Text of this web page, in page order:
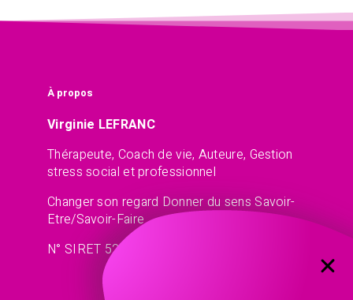
À propos
Virginie LEFRANC
Thérapeute, Coach de vie, Auteure, Gestion
stress social et professionnel
Changer son regard Donner du sens Savoir-
Etre/Savoir-Faire
N° SIRET 521 45 77 13